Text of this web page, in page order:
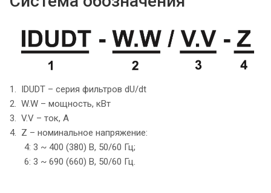
1. IDUDT – серия фильтров dU/dt
2. W.W – мощность, кВт
3. V.V – ток, А
4. Z – номинальное напряжение:
4: 3 ~ 400 (380) В, 50/60 Гц;
6: 3 ~ 690 (660) В, 50/60 Гц.